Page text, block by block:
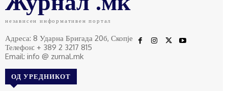
независен информативен портал
Адреса: 8 Ударна Бригада 20б, Скопје
Телефон: + 389 2 3217 815
Email: info @ zurnal.mk
ОД УРЕДНИКОТ